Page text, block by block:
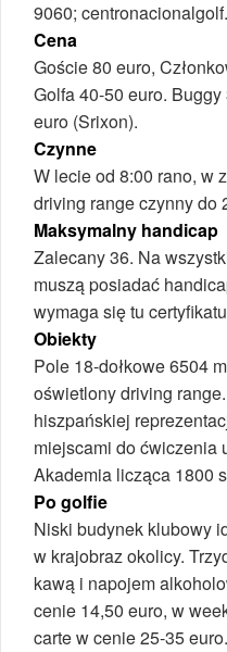
9060;
Cena
Goście 80 euro,
Golfa 40-50 euro.
euro (Srixon).
Czynne
W lecie od 8:00 rano, w
driving range czynny do
Maksymalny handicap
Zalecany 36. Na
muszą posiadać
wymaga się tu
Obiekty
Pole 18-dołkowe 6504
oświetlony driving
hiszpańskiej
miejscami do ćwiczenia
Akademia licząca 1800
Po golfie
Niski budynek klubowy
w krajobraz okolicy.
kawą i napojem
cenie 14,50 euro, w
carte w cenie 25-35 euro.